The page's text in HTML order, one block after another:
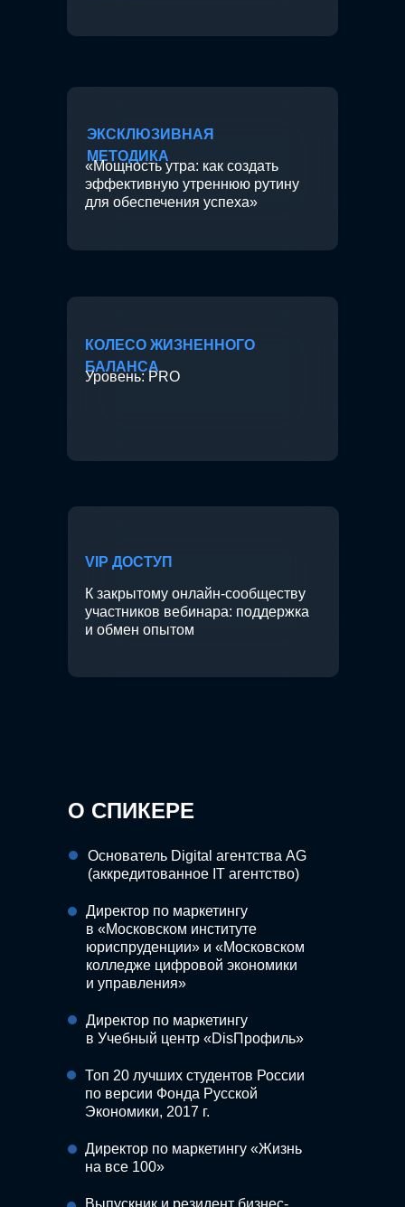
ЭКСКЛЮЗИВНАЯ
МЕТОДИКА
«Мощность утра: как создать
эффективную утреннюю рутину
для обеспечения успеха»
VIP ДОСТУП
К закрытому онлайн-сообществу
участников вебинара: поддержка
и обмен опытом
КОЛЕСО ЖИЗНЕННОГО
БАЛАНСА
Уровень: PRO
О СПИКЕРЕ
Директор по маркетингу
в Учебный центр «DisПрофиль»
Основатель Digital агентства AG
(аккредитованное IT агентство)
Топ 20 лучших студентов России
по версии Фонда Русской
Экономики, 2017 г.
Директор по маркетингу
в «Московском институте
юриспруденции» и «Московском
колледже цифровой экономики
и управления»
Директор по маркетингу «Жизнь
на все 100»
Выпускник и резидент бизнес-